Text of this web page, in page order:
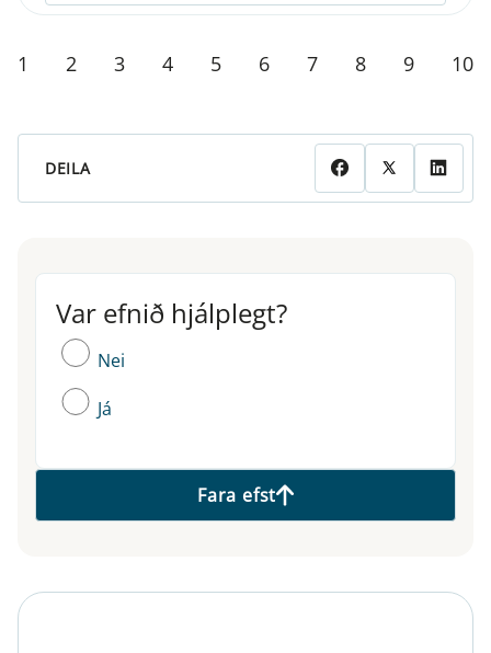
1 2 3 4 5 6 7 8 9 10
DEILA
Var efnið hjálplegt?
Var efnið hjálplegt?
Nei
Já
Fara efst